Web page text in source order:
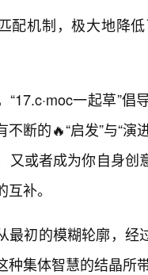
配机制，极大地降
“17.c·moc一起草”
不断的🔥“启发”与“
又或者成为你自身
补。
最初的模糊轮廓，
种集体智慧的结晶所